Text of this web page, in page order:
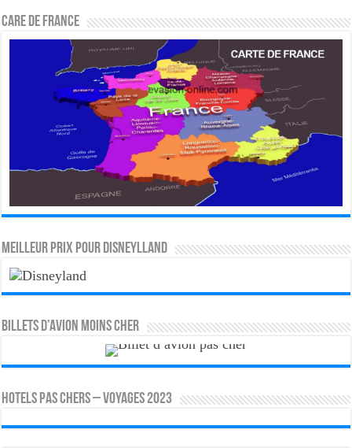
CARE DE FRANCE
MEILLEUR PRIX POUR DISNEYLLAND
Billets d’avion moins cher
HOTELS PAS CHERS – VOYAGES 2023